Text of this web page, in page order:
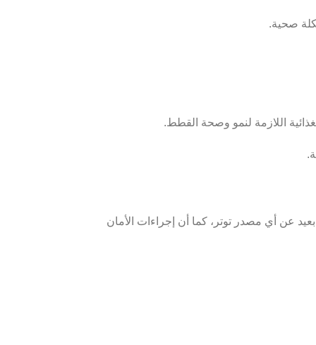
صحية.
عن أي مصدر توتر، كما أن إجراءات الأمان